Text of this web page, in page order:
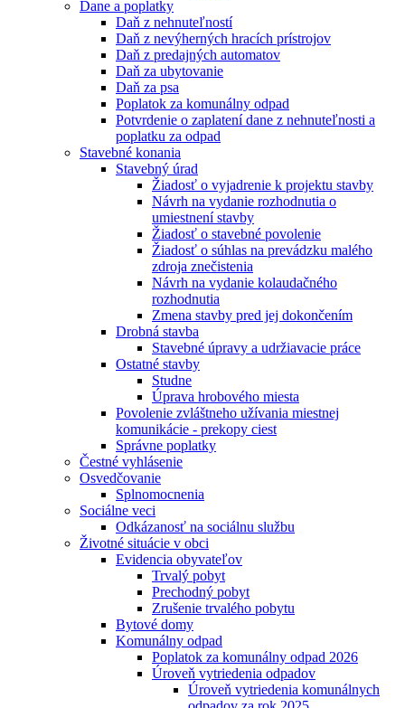
Dane a poplatky
Daň z nehnuteľností
Daň z nevýherných hracích prístrojov
Daň z predajných automatov
Daň za ubytovanie
Daň za psa
Poplatok za komunálny odpad
Potvrdenie o zaplatení dane z nehnuteľnosti a
poplatku za odpad
Stavebné konania
Stavebný úrad
Žiadosť o vyjadrenie k projektu stavby
Návrh na vydanie rozhodnutia o
umiestnení stavby
Žiadosť o stavebné povolenie
Žiadosť o súhlas na prevádzku malého
zdroja znečistenia
Návrh na vydanie kolaudačného
rozhodnutia
Zmena stavby pred jej dokončením
Drobná stavba
Stavebné úpravy a udržiavacie práce
Ostatné stavby
Studne
Úprava hrobového miesta
Povolenie zvláštneho užívania miestnej
komunikácie - prekopy ciest
Správne poplatky
Čestné vyhlásenie
Osvedčovanie
Splnomocnenia
Sociálne veci
Odkázanosť na sociálnu službu
Životné situácie v obci
Evidencia obyvateľov
Trvalý pobyt
Prechodný pobyt
Zrušenie trvalého pobytu
Bytové domy
Komunálny odpad
Poplatok za komunálny odpad 2026
Úroveň vytriedenia odpadov
Úroveň vytriedenia komunálnych